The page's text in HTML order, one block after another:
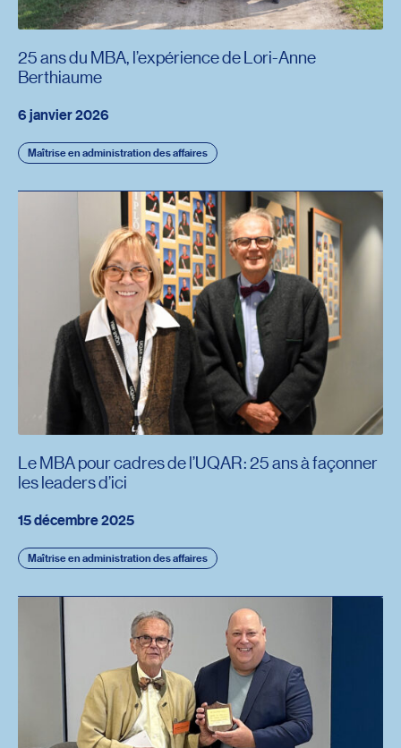
6 janvier 2026
Maîtrise en administration des affaires
25 ans du MBA, l’expérience de Lori-Anne
Berthiaume
15 décembre 2025
Maîtrise en administration des affaires
Le MBA pour cadres de l’UQAR : 25 ans à façonner
les leaders d’ici